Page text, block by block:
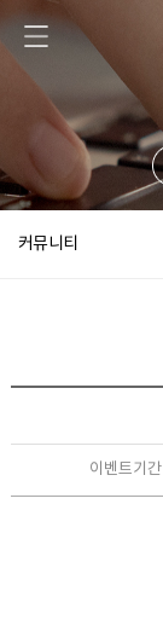
커뮤니티
이벤트기간